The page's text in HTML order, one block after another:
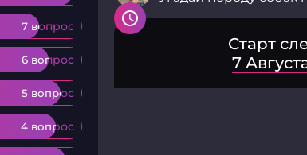
7 вопрос
7 вопрос
6 вопрос
6 вопрос
5 вопрос
5 вопрос
4 вопрос
4 вопрос
Старт
7